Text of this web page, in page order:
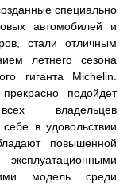
специально
автомобилей и
стали отличным
летнего сезона
гиганта Michelin.
подойдет
владельцев
в удовольствии
повышенной
модель среди